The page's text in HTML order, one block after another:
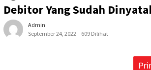
Debitor Yang Sudah
Admin
September 24, 2022
609 Dilihat